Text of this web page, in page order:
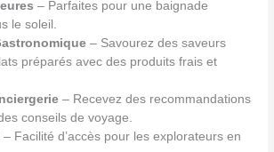
– Parfaites pour une baignade
le soleil.
– Savourez des saveurs
préparés avec des produits frais et
– Recevez des recommandations
conseils de voyage.
– Facilité d’accès pour les explorateurs en